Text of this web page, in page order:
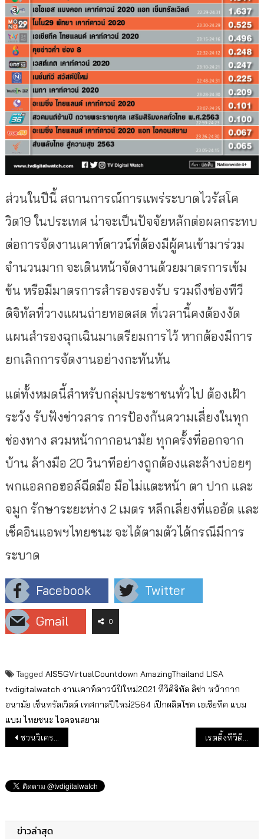
ส่วนในปีนี้ สถานการณ์การแพร่ระบาดไวรัสโค
วิด19 ในประเทศ น่าจะเป็นปัจจัยหลักต่อผลกระทบ
ต่อการจัดงานเคาท์ดาวน์ที่ต้องมีผู้คนเข้ามาร่วม
จำนวนมาก จะเดินหน้าจัดงานด้วยมาตรการเข้ม
ข้น หรือมีมาตรการสำรองรองรับ รวมถึงช่องทีวี
ดิจิทัลที่วางแผนถ่ายทอดสด ที่เวลานี้คงต้องงัด
แผนสำรองฉุกเฉินมาเตรียมการไว้ หากต้องมีการ
ยกเลิกการจัดงานอย่างกะทันหัน
แต่ทั้งหมดนี้สำหรับกลุ่มประชาชนทั่วไป ต้องเฝ้า
ระวัง รับฟังข่าวสาร การป้องกันความเสี่ยงในทุก
ช่องทาง สวมหน้ากากอนามัย ทุกครั้งที่ออกจาก
บ้าน ล้างมือ 20 วินาทีอย่างถูกต้องและล้างบ่อยๆ
พกแอลกอฮอล์ฉีดมือ มือไม่แตะหน้า ตา ปาก และ
จมูก รักษาระยะห่าง 2 เมตร หลีกเลี่ยงที่แออัด และ
เช็คอินแอพฯไทยชนะ จะได้ตามตัวได้กรณีมีการ
ระบาด
Facebook
Twitter
Gmail
0
Tagged AIS5GVirtualCountdown AmazingThailand LISA
tvdigitalwatch งานเคาท์ดาวน์ปีใหม่2021 ทีวีดิจิทัล ลิช่า หน้ากาก
อนามัย เซ็นทรัลเวิลด์ เทศกาลปีใหม่2564 เป๊กผลิตโชค เอเชียทีค แบม
แบม ไทยชนะ ไอคอนสยาม
แนะแนวเรื่อง
ชวนวิเคราะห์ผ่านมุมคิดซีรีส์ START-UP โมเดลความสำเร็จจากเกาหลีที่ให้มากกว่าความบันเทิง เรตติ้งทีวีดิจิทัลประจำสัปดาห์ : แชมป์เรตติ้งช่อง 7 เรตติ้งต่ำสุดในรอบปี
ข่าวล่าสุด